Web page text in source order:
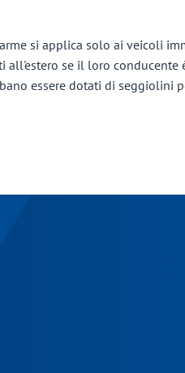
si applica solo ai veicoli
all'estero se il loro conducente
essere dotati di seggiolini